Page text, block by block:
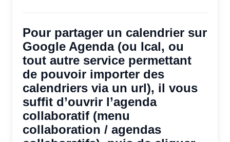
Pour partager un calendrier sur
Google Agenda (ou Ical, ou
tout autre service permettant
de pouvoir importer des
calendriers via un url), il vous
suffit d’ouvrir l’agenda
collaboratif (menu
collaboration / agendas